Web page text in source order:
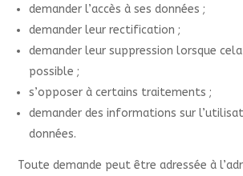
demander l’accès à ses données ;
demander leur rectification ;
demander leur suppression lorsque
possible ;
s’opposer à certains traitements ;
demander des informations sur
données.
Toute demande peut être adressée à